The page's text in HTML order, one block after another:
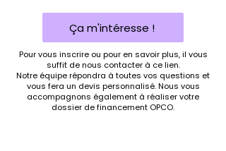
Ça m'intéresse !
Pour vous inscrire ou pour en savoir plus, il vous
suffit de nous contacter à ce lien.
Notre équipe répondra à toutes vos questions et
vous fera un devis personnalisé. Nous vous
accompagnons également à réaliser votre
dossier de financement OPCO.